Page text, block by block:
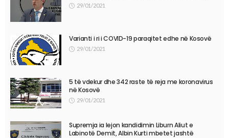
29/01/2021
Varianti i ri i COVID-19 paraqitet edhe në Kosovë
29/01/2021
5 të vdekur dhe 342 raste të reja me koronavirus
në Kosovë
29/01/2021
Supremja ia lejon kandidimin Liburn Aliut e
Labinotë Demit, Albin Kurti mbetet jashtë